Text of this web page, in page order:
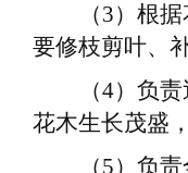
（3） 根据
要修枝剪叶、
（4） 负责
花木生长茂盛 ，
（5） 负责